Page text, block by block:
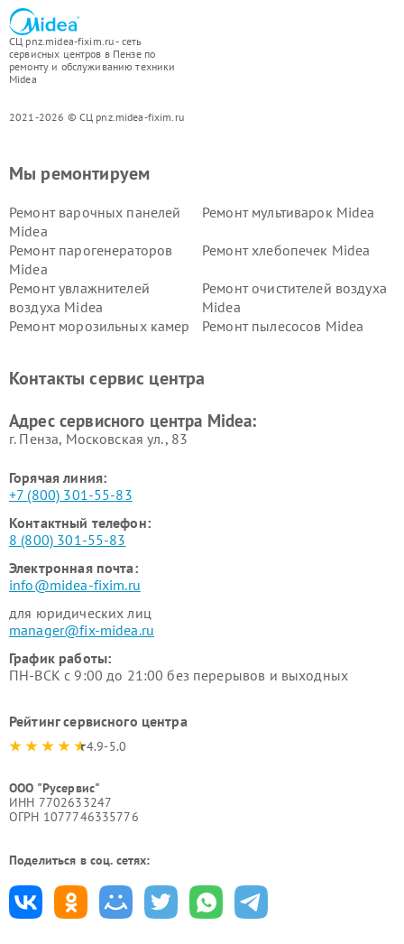
СЦ pnz.midea-fixim.ru - сеть
сервисных центров в Пензе по
ремонту и обслуживанию техники
Midea
2021-2026 © СЦ pnz.midea-fixim.ru
Мы ремонтируем
Ремонт варочных панелей
Midea
Ремонт мультиварок Midea
Ремонт парогенераторов
Midea
Ремонт хлебопечек Midea
Ремонт увлажнителей
воздуха Midea
Ремонт очистителей воздуха
Midea
Ремонт морозильных камер
Ремонт пылесосов Midea
пылесосов Midea
Midea
Контакты сервис центра
Адрес сервисного центра Midea:
г. Пенза, Московская ул., 83
Горячая линия:
+7 (800) 301-55-83
Контактный телефон:
8 (800) 301-55-83
Электронная почта:
info@midea-fixim.ru
для юридических лиц
manager@fix-midea.ru
График работы:
ПН-ВСК с 9:00 до 21:00 без перерывов и выходных
Рейтинг сервисного центра
4.9-5.0
ООО "Русервис"
ИНН 7702633247
ОГРН 1077746335776
Поделиться в соц. сетях: